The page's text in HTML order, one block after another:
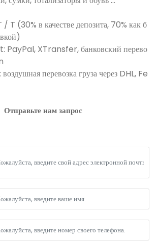
T (30% в качестве депозита, 70% как б
PayPal, XTransfer, банковский перево
перевозка груза через DHL, Fe
Отправьте нам запрос